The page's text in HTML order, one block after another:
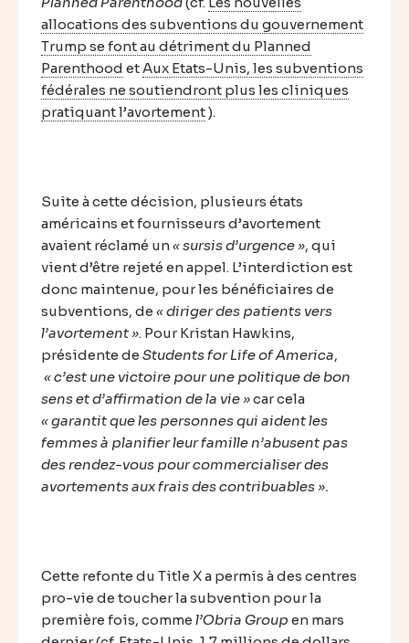
allocations des subventions du gouvernement
Trump se font au détriment du Planned
Parenthood etAux Etats-Unis, les subventions
fédérales ne soutiendront plus les cliniques
pratiquant l’avortement).
Suite à cette décision, plusieurs états
américains et fournisseurs d’avortement
avaient réclamé un« sursis d’urgence », qui
vient d’être rejeté en appel. L’interdiction est
donc maintenue, pour les bénéficiaires de
subventions, de « diriger des patients vers
l’avortement ». Pour Kristan Hawkins,
présidente de Students for Life of America,
« c’est une victoire pour une politique de bon
sens et d’affirmation de la vie »car cela
« garantit que les personnes qui aident les
femmes à planifier leur famille n’abusent pas
des rendez-vous pour commercialiser des
avortements aux frais des contribuables ».
Cette refonte du Title X a permis à des centres
pro-vie de toucher la subvention pour la
première fois, comme l’Obria Group en mars